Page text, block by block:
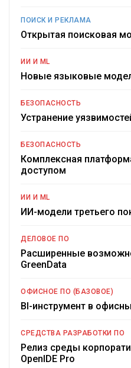
ПОИСК И РЕКЛАМА
Открытая поисковая
ИИ И ML
Новые языковые
БЕЗОПАСНОСТЬ
Устранение
БЕЗОПАСНОСТЬ
Комплексная
доступом
ИИ И ML
ИИ-модели третьего
ДЕЛОВОЕ ПО
Расширенные
GreenData
ОФИСНОЕ ПО (БАЗОВОЕ)
BI-инструмент в
СРЕДСТВА РАЗРАБОТКИ ПО
Релиз среды
OpenIDE Pro